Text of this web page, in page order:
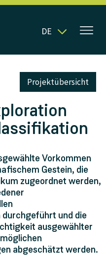
DE
Projektübersicht
Vorkommen
Gestein, die
zugeordnet werden,
und die
ausgewählter
abgeschätzt werden.